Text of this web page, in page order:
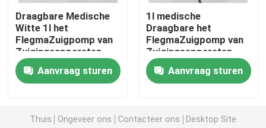
de hoge concentrator van de stroomzuurstof
Draagbare Verstuiversmachines
Medische Zuigingsapparaten
De Verzadigingsmonitor van de huiszuurstof
Draagbare Medische
Witte 1l het
FlegmaZuigpomp van
Zuigingsapparaten
voor Volwassenen
Aanvraag sturen
1l medische
Draagbare het
FlegmaZuigpomp van
Zuigingsapparaten
50hz 90va
Aanvraag sturen
Thuis Ongeveer ons Contacteer ons
Desktop Site